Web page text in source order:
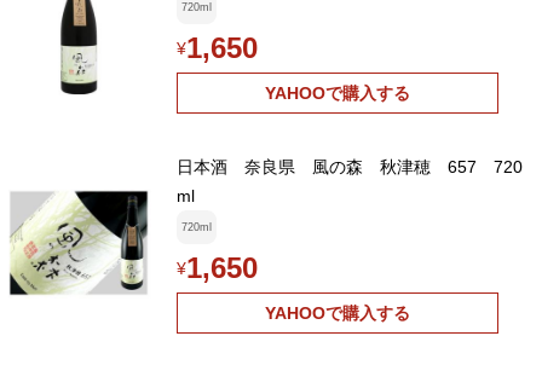
720ml
¥1,650
YAHOOで購入する
日本酒 奈良県 風の森 秋津穂 657 720
ml
720ml
¥1,650
YAHOOで購入する